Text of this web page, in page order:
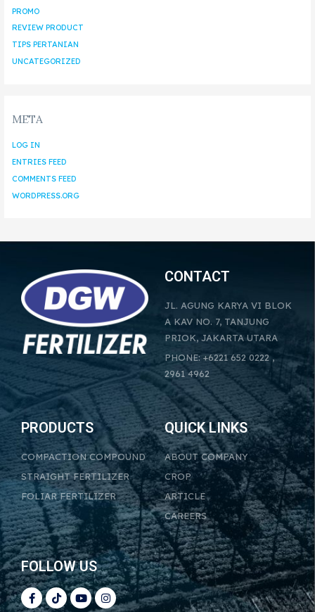
PROMO
REVIEW PRODUCT
TIPS PERTANIAN
UNCATEGORIZED
META
LOG IN
ENTRIES FEED
COMMENTS FEED
WORDPRESS.ORG
CONTACT
JL. AGUNG KARYA VI BLOK
A KAV NO. 7, TANJUNG
PRIOK, JAKARTA UTARA
PHONE: +6221 652 0222 ,
2961 4962
PRODUCTS
COMPACTION COMPOUND
STRAIGHT FERTILIZER
FOLIAR FERTILIZER
QUICK LINKS
ABOUT COMPANY
CROP
ARTICLE
CAREERS
FOLLOW US